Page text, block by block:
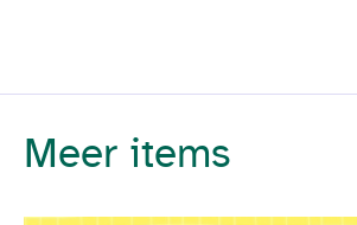
Meer items